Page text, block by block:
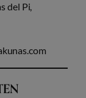
del Pi,